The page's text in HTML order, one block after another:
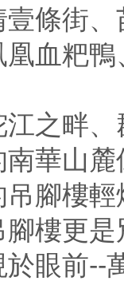
條街
血粑
江之畔
華山
腳樓
樓更
於眼前